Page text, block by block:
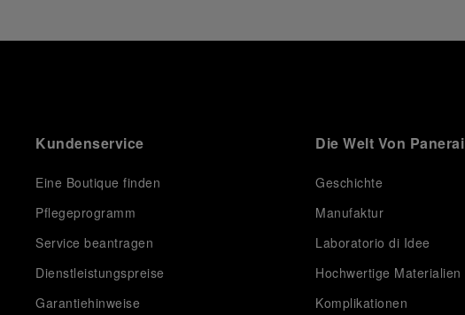
Kundenservice
Eine Boutique finden
Pflegeprogramm
Service beantragen
Dienstleistungspreise
Garantiehinweise
Die Welt Von Panerai
Geschichte
Manufaktur
Laboratorio di Idee
Hochwertige Materialien
Komplikationen